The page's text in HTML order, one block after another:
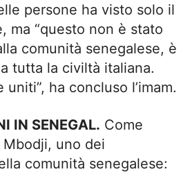
persone ha visto solo il
ma “questo non è stato
comunità senegalese, è
tutta la civiltà italiana.
uniti”, ha concluso l’imam.
IN SENEGAL. Come
uno dei
comunità senegalese: